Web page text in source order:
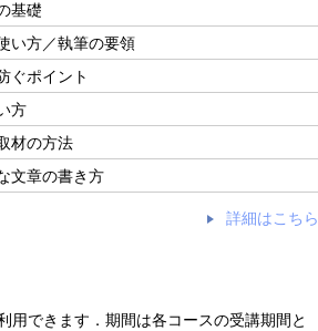
基礎
い方／執筆の要領
ぐポイント
方
材の方法
文章の書き方
詳細はこちら
できます．期間は各コースの受講期間と